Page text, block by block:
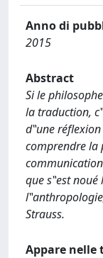
Anno di
2015
Abstract
Si le
la traduction,
d‟une
comprendre la
que s‟est
Strauss.
Appare nelle